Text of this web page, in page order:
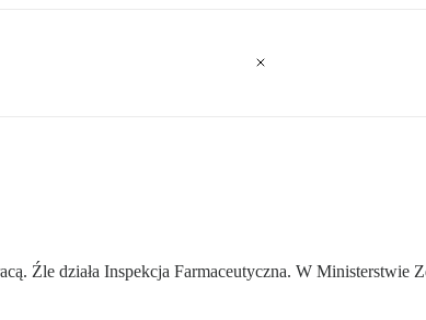
Źle działa Inspekcja Farmaceutyczna. W Ministerstwie